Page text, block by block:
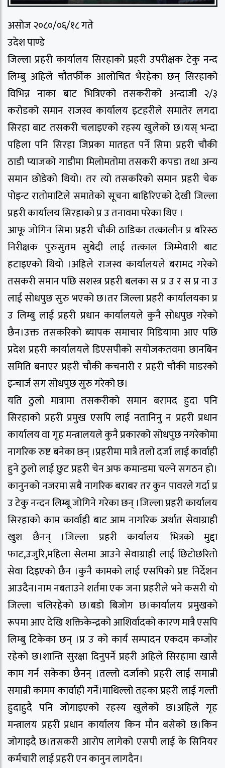
असोज २०८०/०६/१८ गते
उदेश पाण्डे
जिल्ला प्रहरी कार्यालय सिरहाको प्रहरी उपरीक्षक टेकु नन्द
लिम्बु अहिले चौतर्फीक आलोचित भैरहेका छन् सिरहाको
विभिन्न नाका बाट भित्रिएको तसकरीको अन्दाजी २/३
करोडको समान राजस्व कार्यालय इटहरीले समातेर लगदा
सिरहा बाट तसकरी चलाइएको रहस्य खुलेको छ।यस् भन्दा
पहिला पनि सिरहा जिप्रका मातहत पर्ने सिमा प्रहरी चौकी
ठाडी प्याजको गाडीमा मिलोमतोमा तसकरी कपडा तथा अन्य
समान छोडेको थियो। तर त्यो तसकरिको समान प्रहरी चेक
पोइन्ट रातोमाटिले समातेको सूचना बाहिरिएको देखी जिल्ला
प्रहरी कार्यालय सिरहाको प्र उ तनावमा परेका थिए ।
आफू जोगिन सिमा प्रहरी चौकी ठाडिका तत्कालीन प्र बरिस्ठ
निरीक्षक पुरुसुतम सुबेदी लाई तत्काल जिम्मेवारी बाट
हटाइएको थियो ।अहिले राजस्व कार्यालयले बरामद गरेको
तसकरी समान पछि सशस्त्र प्रहरी बलका स प्र उ र स प्र ना उ
लाई सोधपुछ सुरु भएको छ।तर जिल्ला प्रहरी कार्यालयका प्र
उ लिम्बु लाई प्रहरी प्रधान कार्यालयले कुनै सोधपुछ गरेको
छैन।उक्त तसकरिको ब्यापक समाचार मिडियामा आए पछि
प्रदेश प्रहरी कार्यालयले डिएसपीको सयोजकतवमा छानबिन
समिति बनाएर प्रहरी चौकी कचनारी र प्रहरी चौकी माडरको
इन्चार्ज सग सोधपुछ सुरु गरेको छ।
यति ठुलो मात्रामा तसकरीको समान बरामद हुदा पनि
सिरहाको प्रहरी प्रमुख एसपि लाई नतानिनु न प्रहरी प्रधान
कार्यालय वा गृह मन्त्रालयले कुनै प्रकारको सोधपुछ नगरेकोमा
नागरिक रुष्ट बनेका छन् ।प्रहरीमा मात्रै तलो दर्जा लाई कार्वाही
हुने ठुलो लाई छुट प्रहरी चेन अफ कमान्डमा चल्ने सगठन हो।
कानुनको नजरमा सबै नागरिक बराबर तर कुन पावरले गर्दा प्र
उ टेकु नन्दन लिम्बू जोगिने गरेका छन् ।जिल्ला प्रहरी कार्यालय
सिरहाको काम कार्वाही बाट आम नागरिक अर्थात सेवाग्राही
खुश छैनन् ।जिल्ला प्रहरी कार्यालय भित्रको मुद्दा
फाट,उजुरि,महिला सेलमा आउने सेवाग्राही लाई छिटोछरितो
सेवा दिइएको छैन ।कुनै कामको लाई एसपिको प्रष्ट निर्देशन
आउदैन।नाम नबताउने शर्तमा एक जना प्रहरीले भने कसरी यो
जिल्ला चलिरहेको छ।बडो बिजोग छ।कार्यालय प्रमुखको
रूपमा आए देखि शक्तिकेन्द्रको आशिर्वादको कारण मात्रै एसपि
लिम्बु टिकेका छन् ।प्र उ को कार्य सम्पादन एकदम कम्जोर
रहेको छ।शान्ति सुरक्षा दिनुपर्ने प्रहरी अहिले सिरहामा खासै
काम गर्न सकेका छैनन् ।तल्लो दर्जाको प्रहरी लाई समान्री
समान्री कामम कार्वाही गर्ने।माथिल्लो तहका प्रहरी लाई गल्ती
हुदाहुदै पनि जोगाइएको रहस्य खुलेको छ।अहिले गृह
मन्त्रालय प्रहरी प्रधान कार्यालय किन मौन बसेको छ।किन
जोगाइदै छ।तसकरी आरोप लागेको एसपी लाई के सिनियर
कर्मचारी लाई प्रहरी एन कानुन लागदैन।